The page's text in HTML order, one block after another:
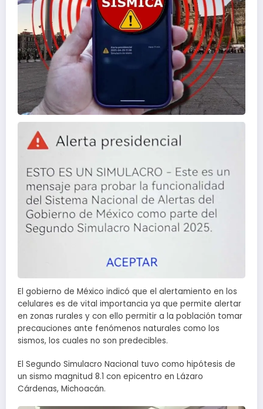
El gobierno de México indicó que el alertamiento en los
celulares es de vital importancia ya que permite alertar
en zonas rurales y con ello permitir a la población tomar
precauciones ante fenómenos naturales como los
sismos, los cuales no son predecibles.
El Segundo Simulacro Nacional tuvo como hipótesis de
un sismo magnitud 8.1 con epicentro en Lázaro
Cárdenas, Michoacán.